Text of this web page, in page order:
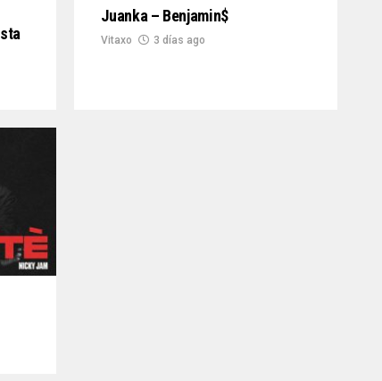
Juanka – Benjamin$
Vitaxo 3 días ago